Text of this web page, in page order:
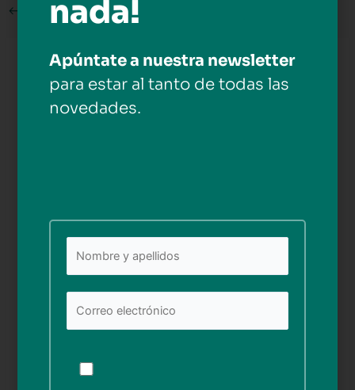
← Medios anterior
Deja una respuesta
Tu dirección de correo electrónico no será publicada.
nada!
Apúntate a nuestra newsletter
para estar al tanto de todas las
novedades.
favor,